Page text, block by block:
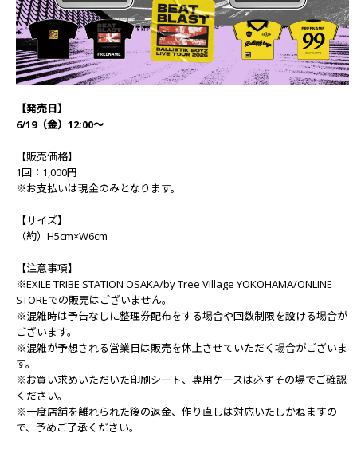
【発売日】
6/19（金）12:00～
【販売価格】
1回：1,000円
※お支払いは現金のみとなります。
【サイズ】
（約）H5cm×W6cm
【注意事項】
※EXILE TRIBE STATION OSAKA/by Tree Village YOKOHAMA/ONLINE
STOREでの販売はございません。
※混雑時は予告なしに整理券配布をする場合や回数制限を設ける場合が
ございます。
※混雑が予想される営業日は販売を休止させていただく場合がございま
す。
※お買い求めいただいた印刷シート、専用ケースは必ずその場でご確認
ください。
※一度店舗を離れられた後の返金、作り直しは対応いたしかねますの
で、予めご了承ください。